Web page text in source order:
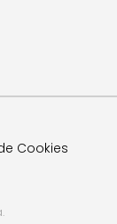
Cookies